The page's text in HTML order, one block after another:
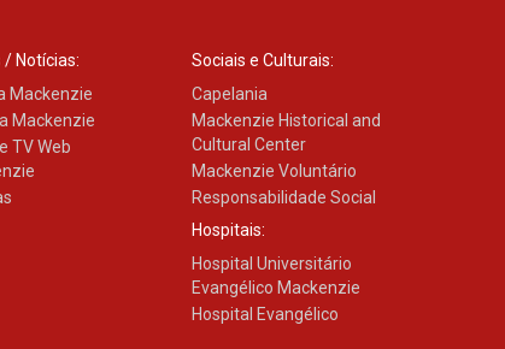
/ Notícias:
Mackenzie
Mackenzie
TV Web
Sociais e Culturais:
Capelania
Mackenzie Historical and
Cultural Center
Mackenzie Voluntário
Responsabilidade Social
Hospitais:
Hospital Universitário
Evangélico Mackenzie
Hospital Evangélico